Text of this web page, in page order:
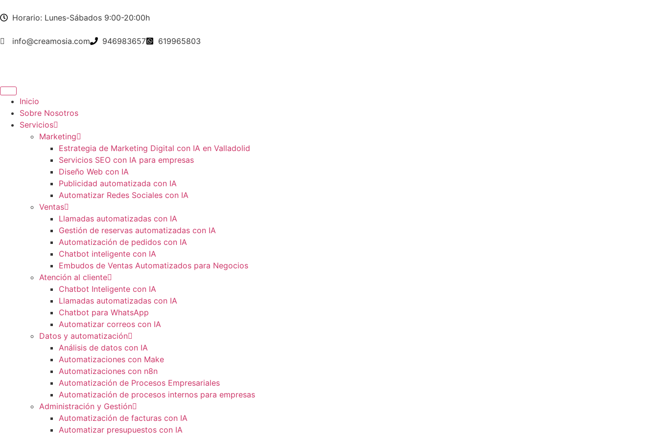
Horario: Lunes-Sábados 9:00-20:00h
info@creamosia.com 946983657 619965803
Inicio
Sobre Nosotros
Servicios
Marketing
Estrategia de Marketing Digital con IA en Valladolid
Servicios SEO con IA para empresas
Diseño Web con IA
Publicidad automatizada con IA
Automatizar Redes Sociales con IA
Ventas
Llamadas automatizadas con IA
Gestión de reservas automatizadas con IA
Automatización de pedidos con IA
Chatbot inteligente con IA
Embudos de Ventas Automatizados para Negocios
Atención al cliente
Chatbot Inteligente con IA
Llamadas automatizadas con IA
Chatbot para WhatsApp
Automatizar correos con IA
Datos y automatización
Análisis de datos con IA
Automatizaciones con Make
Automatizaciones con n8n
Automatización de Procesos Empresariales
Automatización de procesos internos para empresas
Administración y Gestión
Automatización de facturas con IA
Automatizar presupuestos con IA